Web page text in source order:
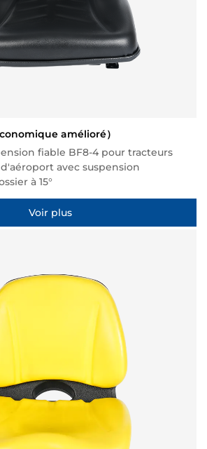
amélioré）
fiable BF8-4 pour tracteurs
avec suspension
à 15°
Voir plus